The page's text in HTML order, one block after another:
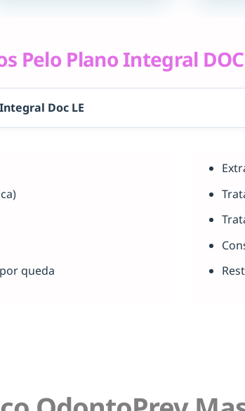
Pelo Plano Integral
Doc LE
queda